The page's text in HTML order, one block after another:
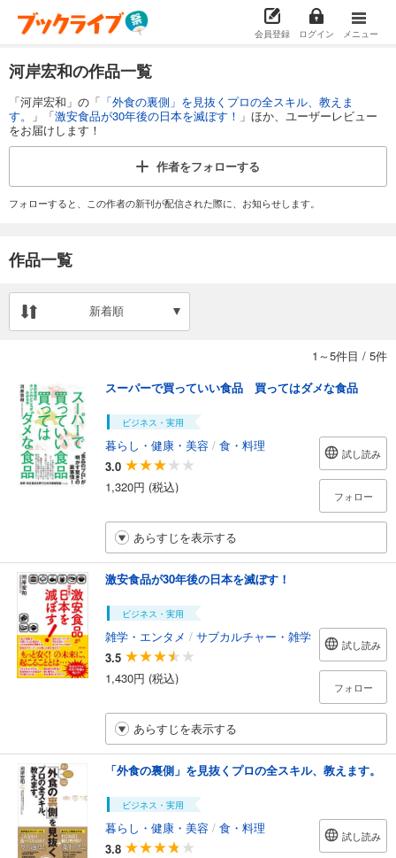
会員登録 ログイン メニュー
河岸宏和の作品一覧
「河岸宏和」の「 「外食の裏側」を見抜くプロの全スキル、教えま
す。
」「激安食品が30年後の日本を滅ぼす！ 」ほか、ユーザーレビュー
をお届けします！
作者をフォローする
フォローすると、この作者の新刊が配信された際に、お知らせします。
作品一覧
新着順
1～5件目 / 5件
スーパーで買っていい食品 買ってはダメな食品
ビジネス・実用
暮らし・健康・美容 / 食・料理
3.0
1,320円 (税込)
試し読み
フォロー
あらすじを表示する
激安食品が30年後の日本を滅ぼす！
ビジネス・実用
雑学・エンタメ / サブカルチャー・雑学
3.5
1,430円 (税込)
試し読み
フォロー
あらすじを表示する
「外食の裏側」を見抜くプロの全スキル、教えます。
ビジネス・実用
暮らし・健康・美容 / 食・料理
3.8
試し読み